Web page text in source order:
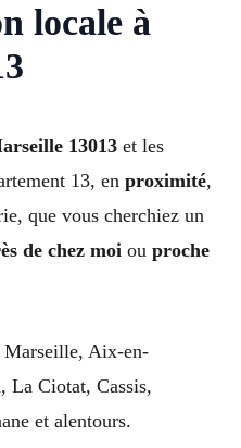
locale à
13013 et les
13, en proximité,
que vous cherchiez un
de chez moi ou proche
Marseille, Aix-en-
La Ciotat, Cassis,
et alentours.